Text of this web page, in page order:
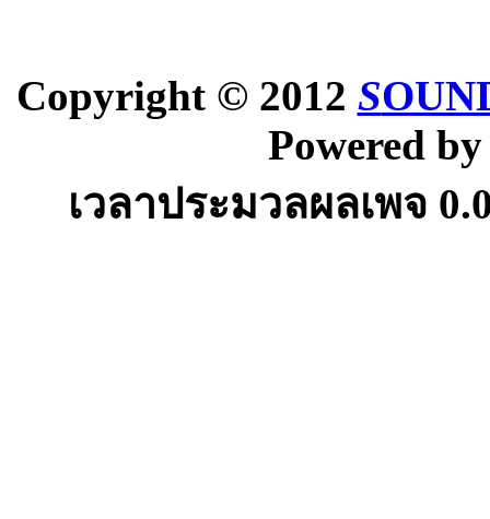
Copyright © 2012 S
Powered
เวลาประมวลผลเพจ